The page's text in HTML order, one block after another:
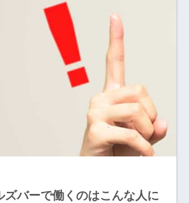
ズバーで働くのはこんな人に